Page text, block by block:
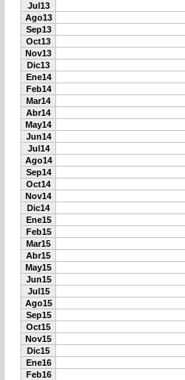
Jul13
Ago13
Sep13
Oct13
Nov13
Dic13
Ene14
Feb14
Mar14
Abr14
May14
Jun14
Jul14
Ago14
Sep14
Oct14
Nov14
Dic14
Ene15
Feb15
Mar15
Abr15
May15
Jun15
Jul15
Ago15
Sep15
Oct15
Nov15
Dic15
Ene16
Feb16